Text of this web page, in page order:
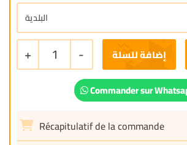
+ 1 - إضافة للسلة
Commander sur
Récapitulatif de la commande